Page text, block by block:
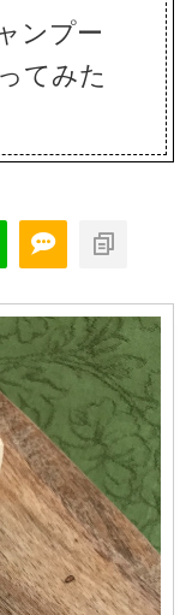
ンプー
てみた